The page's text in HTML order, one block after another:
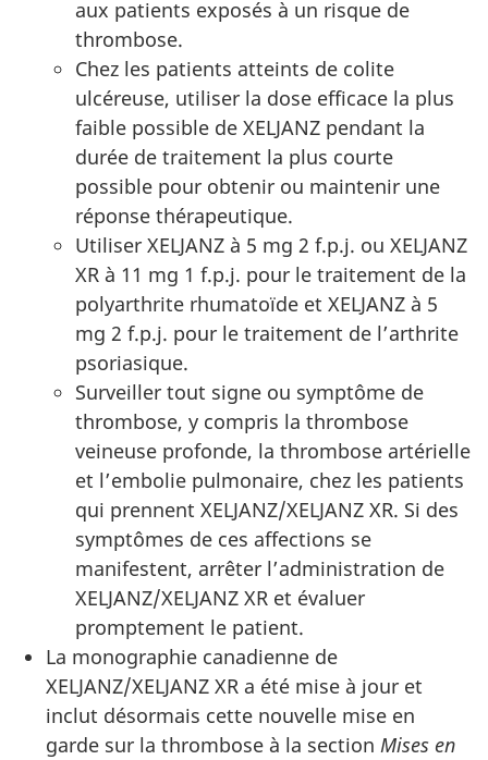
aux patients exposés à un risque de
thrombose.
Chez les patients atteints de colite
ulcéreuse, utiliser la dose efficace la plus
faible possible de XELJANZ pendant la
durée de traitement la plus courte
possible pour obtenir ou maintenir une
réponse thérapeutique.
Utiliser XELJANZ à 5 mg 2 f.p.j. ou XELJANZ
XR à 11 mg 1 f.p.j. pour le traitement de la
polyarthrite rhumatoïde et XELJANZ à 5
mg 2 f.p.j. pour le traitement de l’arthrite
psoriasique.
Surveiller tout signe ou symptôme de
thrombose, y compris la thrombose
veineuse profonde, la thrombose artérielle
et l’embolie pulmonaire, chez les patients
qui prennent XELJANZ/XELJANZ XR. Si des
symptômes de ces affections se
manifestent, arrêter l’administration de
XELJANZ/XELJANZ XR et évaluer
promptement le patient.
La monographie canadienne de
XELJANZ/XELJANZ XR a été mise à jour et
inclut désormais cette nouvelle mise en
garde sur la thrombose à la section Mises en